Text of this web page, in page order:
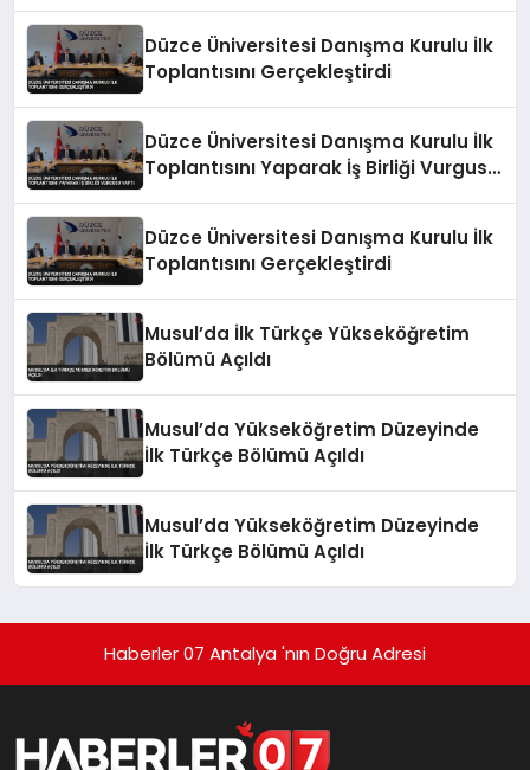
Düzce Üniversitesi Danışma Kurulu İlk
Toplantısını Gerçekleştirdi
Düzce Üniversitesi Danışma Kurulu İlk
Toplantısını Yaparak İş Birliği Vurgusu
Düzce Üniversitesi Danışma Kurulu İlk
Toplantısını Gerçekleştirdi
Musul’da İlk Türkçe Yükseköğretim
Bölümü Açıldı
Musul’da Yükseköğretim Düzeyinde
İlk Türkçe Bölümü Açıldı
Musul’da Yükseköğretim Düzeyinde
İlk Türkçe Bölümü Açıldı
Haberler 07 Antalya 'nın Doğru Adresi